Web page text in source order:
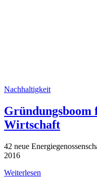
Nachhaltigkeit
Gründungsboom
Wirtschaft
42 neue
2016
Weiterlesen